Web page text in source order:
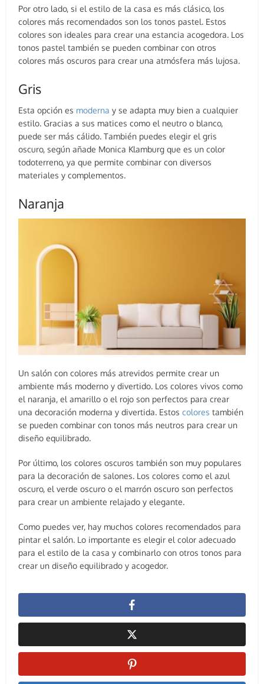
Por otro lado, si el estilo de la casa es más clásico, los
colores más recomendados son los tonos pastel. Estos
colores son ideales para crear una estancia acogedora. Los
tonos pastel también se pueden combinar con otros
colores más oscuros para crear una atmósfera más lujosa.
Gris
Esta opción es moderna y se adapta muy bien a cualquier
estilo. Gracias a sus matices como el neutro o blanco,
puede ser más cálido. También puedes elegir el gris
oscuro, según añade Monica Klamburg que es un color
todoterreno, ya que permite combinar con diversos
materiales y complementos.
Naranja
Un salón con colores más atrevidos permite crear un
ambiente más moderno y divertido. Los colores vivos como
el naranja, el amarillo o el rojo son perfectos para crear
una decoración moderna y divertida. Estoscolores también
se pueden combinar con tonos más neutros para crear un
diseño equilibrado.
Por último, los colores oscuros también son muy populares
para la decoración de salones. Los colores como el azul
oscuro, el verde oscuro o el marrón oscuro son perfectos
para crear un ambiente relajado y elegante.
Como puedes ver, hay muchos colores recomendados para
pintar el salón. Lo importante es elegir el color adecuado
para el estilo de la casa y combinarlo con otros tonos para
crear un diseño equilibrado y acogedor.